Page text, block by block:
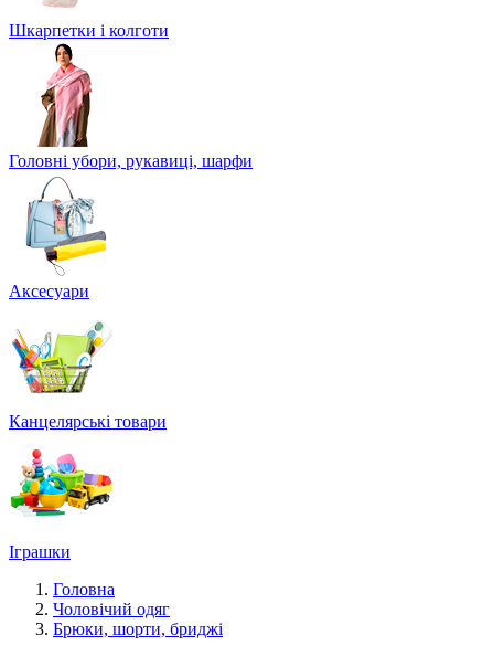
Шкарпетки і колготи
Головні убори, рукавиці, шарфи
Аксесуари
Канцелярські товари
Іграшки
Головна
Чоловічий одяг
Брюки, шорти, бриджі